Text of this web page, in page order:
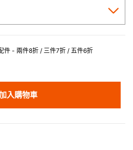
件 - 兩件8折 / 三件7折 / 五件6折
入購物車